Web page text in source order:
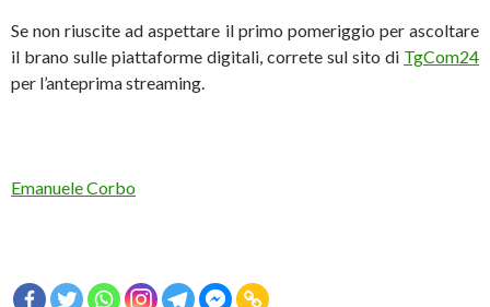
Se non riuscite ad aspettare il primo pomeriggio per ascoltare
il brano sulle piattaforme digitali, correte sul sito di TgCom24
per l’anteprima streaming.
Emanuele Corbo